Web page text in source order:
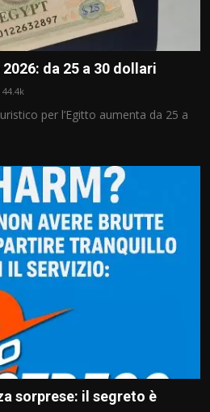
da 25 a 30 dollari
44.4k
per l’Egitto aumenta da 25 a
sorprese: il segreto è